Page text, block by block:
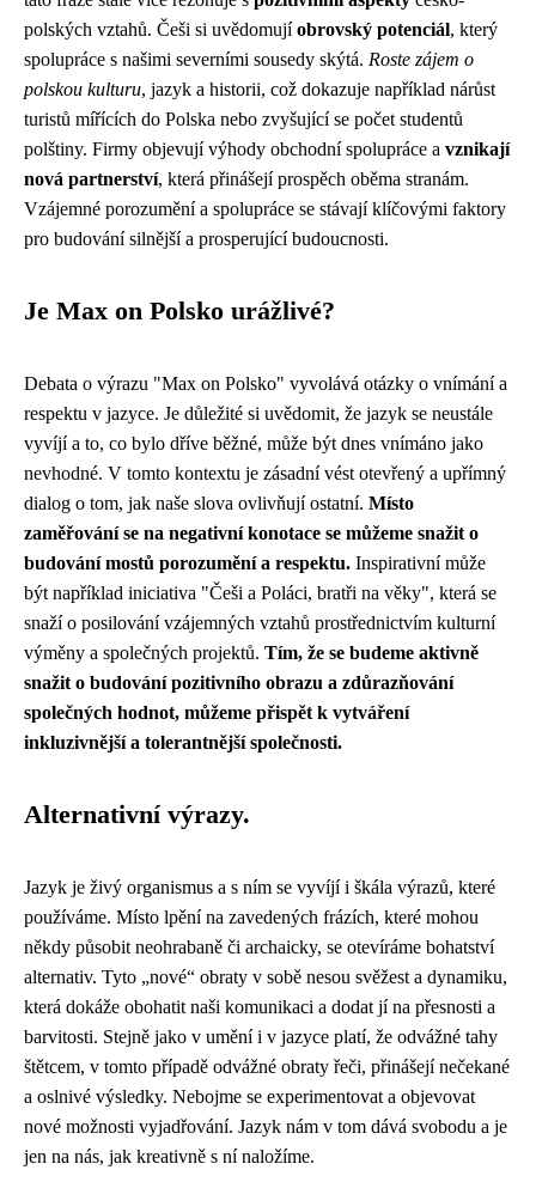
polských vztahů. Češi si uvědomujíobrovský potenciál, který
spolupráce s našimi severními sousedy skýtá. Roste zájem o
polskou kulturu, jazyk a historii, což dokazuje například nárůst
turistů mířících do Polska nebo zvyšující se počet studentů
polštiny. Firmy objevují výhody obchodní spolupráce a vznikají
nová partnerství, která přinášejí prospěch oběma stranám.
Vzájemné porozumění a spolupráce se stávají klíčovými faktory
pro budování silnější a prosperující budoucnosti.
Je Max on Polsko urážlivé?
Debata o výrazu "Max on Polsko" vyvolává otázky o vnímání a
respektu v jazyce. Je důležité si uvědomit, že jazyk se neustále
vyvíjí a to, co bylo dříve běžné, může být dnes vnímáno jako
nevhodné. V tomto kontextu je zásadní vést otevřený a upřímný
dialog o tom, jak naše slova ovlivňují ostatní. Místo
zaměřování se na negativní konotace se můžeme snažit o
budování mostů porozumění a respektu. Inspirativní může
být například iniciativa "Češi a Poláci, bratři na věky", která se
snaží o posilování vzájemných vztahů prostřednictvím kulturní
výměny a společných projektů. Tím, že se budeme aktivně
snažit o budování pozitivního obrazu a zdůrazňování
společných hodnot, můžeme přispět k vytváření
inkluzivnější a tolerantnější společnosti.
Alternativní výrazy.
Jazyk je živý organismus a s ním se vyvíjí i škála výrazů, které
používáme. Místo lpění na zavedených frázích, které mohou
někdy působit neohrabaně či archaicky, se otevíráme bohatství
alternativ. Tyto „nové“ obraty v sobě nesou svěžest a dynamiku,
která dokáže obohatit naši komunikaci a dodat jí na přesnosti a
barvitosti. Stejně jako v umění i v jazyce platí, že odvážné tahy
štětcem, v tomto případě odvážné obraty řeči, přinášejí nečekané
a oslnivé výsledky. Nebojme se experimentovat a objevovat
nové možnosti vyjadřování. Jazyk nám v tom dává svobodu a je
jen na nás, jak kreativně s ní naložíme.